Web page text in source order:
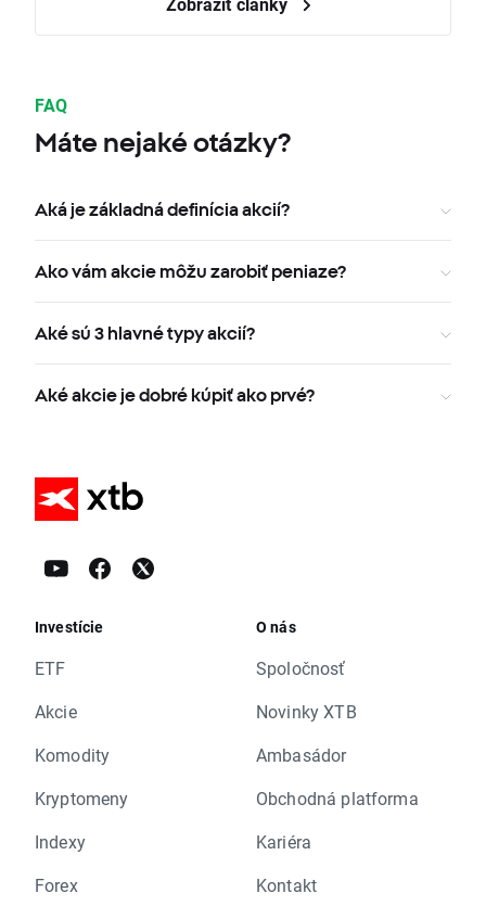
FAQ
Máte nejaké otázky?
Aká je základná definícia akcií?
Ako vám akcie môžu zarobiť peniaze?
Aké sú 3 hlavné typy akcií?
Aké akcie je dobré kúpiť ako prvé?
Investície
ETF
Akcie
Komodity
Kryptomeny
Indexy
Forex
O nás
Spoločnosť
Novinky XTB
Ambasádor
Obchodná platforma
Kariéra
Kontakt